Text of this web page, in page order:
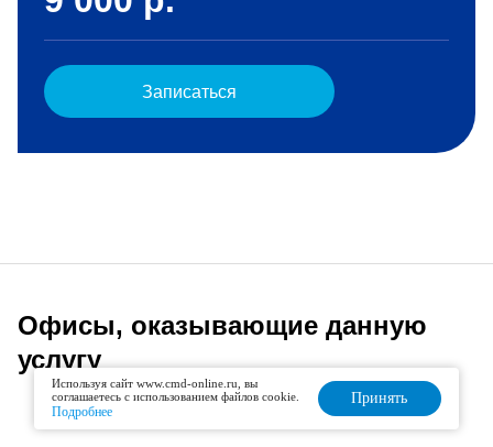
Записаться
Офисы, оказывающие данную
услугу
Списком На карте
Используя сайт www.cmd-online.ru, вы
соглашаетесь с использованием файлов cookie.
Подробнее
Принять